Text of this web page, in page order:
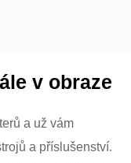
v obraze
a už vám
a příslušenství.